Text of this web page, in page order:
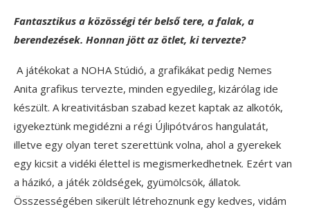
Fantasztikus a közösségi tér belső tere, a falak, a
berendezések. Honnan jött az ötlet, ki tervezte?
A játékokat a NOHA Stúdió, a grafikákat pedig Nemes
Anita grafikus tervezte, minden egyedileg, kizárólag ide
készült. A kreativitásban szabad kezet kaptak az alkotók,
igyekeztünk megidézni a régi Újlipótváros hangulatát,
illetve egy olyan teret szerettünk volna, ahol a gyerekek
egy kicsit a vidéki élettel is megismerkedhetnek. Ezért van
a házikó, a játék zöldségek, gyümölcsök, állatok.
Összességében sikerült létrehoznunk egy kedves, vidám